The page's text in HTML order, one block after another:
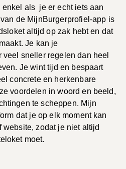
als je er echt iets aan
de MijnBurgerprofiel-app is
altijd op zak hebt en dat
Je kan je
sneller regelen dan heel
Je wint tijd en bespaart
concrete en herkenbare
voordelen in woord en beeld,
te scheppen. Mijn
dat je op elk moment kan
zodat je niet altijd
moet.